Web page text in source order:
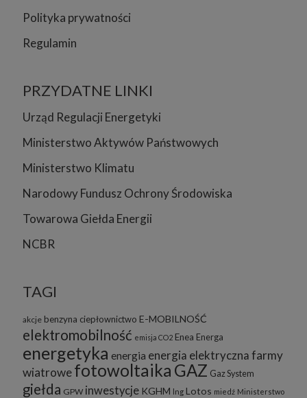
Polityka prywatności
Regulamin
PRZYDATNE LINKI
Urząd Regulacji Energetyki
Ministerstwo Aktywów Państwowych
Ministerstwo Klimatu
Narodowy Fundusz Ochrony Środowiska
Towarowa Giełda Energii
NCBR
TAGI
akcje benzyna ciepłownictwo E-MOBILNOŚĆ
elektromobilność emisja CO2 Enea Energa
energetyka energia energia elektrycznafarmy
wiatrowefotowoltaika GAZ Gaz System
giełda GPW inwestycje KGHM lng Lotos miedź Ministerstwo